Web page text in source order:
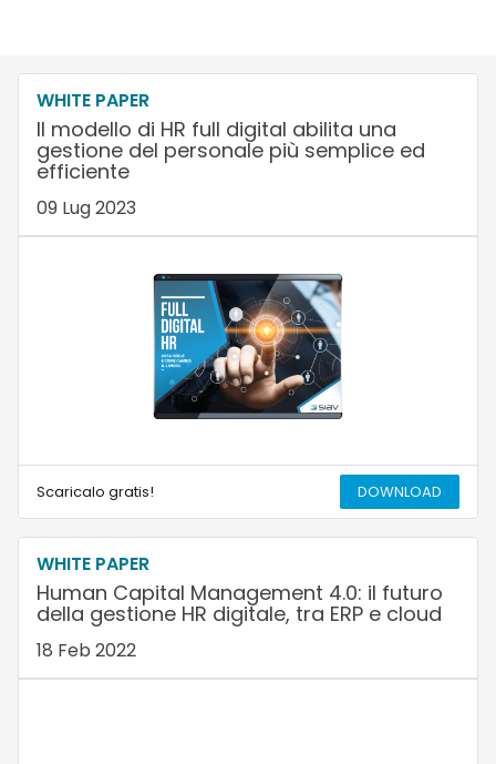
WHITE PAPER
Il modello di HR full digital abilita una
gestione del personale più semplice ed
efficiente
09 Lug 2023
Scaricalo gratis! DOWNLOAD
WHITE PAPER
Human Capital Management 4.0: il futuro
della gestione HR digitale, tra ERP e cloud
18 Feb 2022